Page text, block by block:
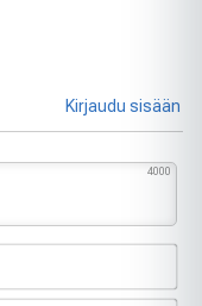
Kirjaudu sisään
4000